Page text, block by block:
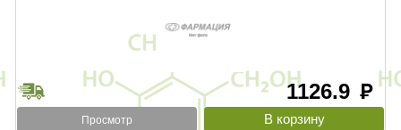
1126.9 руб
Просмотр